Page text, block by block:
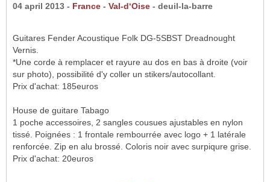
04 april 2013 - France - Val-d‘Oise - deuil-la-barre
Guitares Fender Acoustique Folk DG-5SBST Dreadnought
Vernis.
*Une corde à remplacer et rayure au dos en bas à droite (voir
sur photo), possibilité d'y coller un stikers/autocollant.
Prix d'achat: 185euros
House de guitare Tabago
1 poche accessoires, 2 sangles cousues ajustables en nylon
tissé. Poignées : 1 frontale rembourrée avec logo + 1 latérale
renforcée. Zip en alu brossé. Coloris noir avec surpiqure grise.
Prix d'achat: 20euros